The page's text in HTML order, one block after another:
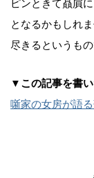
ピンときて贔屓に
となるかもしれ
尽きるというもの
▼この記事を書い
噺家の女房が語